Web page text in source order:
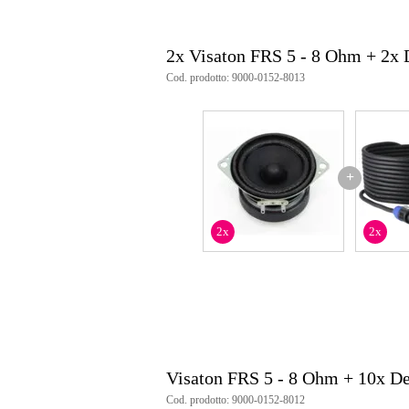
2x Visaton FRS 5 - 8 Ohm + 2x
Cod. prodotto: 9000-0152-8013
+
2x 2x
Visaton FRS 5 - 8 Ohm + 10x
Cod. prodotto: 9000-0152-8012